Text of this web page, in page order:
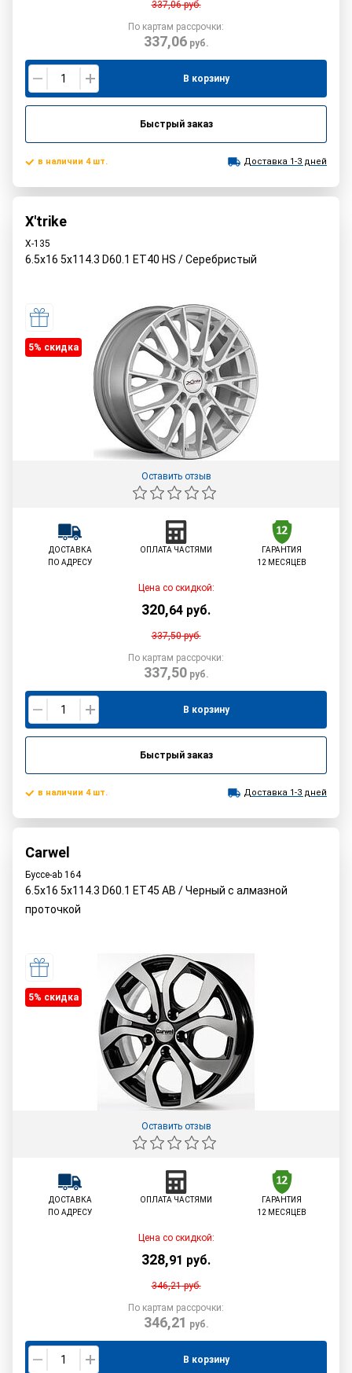
337,06руб.
По картам рассрочки:
337,06руб.
В корзину
Быстрый заказ
в наличии 4 шт. Доставка 1-3 дней
X'trike
X-135
6.5x16 5x114.3 D60.1 ET40 HS / Серебристый
5% cкидка
Оставить отзыв
ДОСТАВКА
ПО АДРЕСУ
ОПЛАТА ЧАСТЯМИ
ГАРАНТИЯ
12 МЕСЯЦЕВ
Цена со скидкой:
320,64 руб.
337,50руб.
По картам рассрочки:
337,50руб.
В корзину
Быстрый заказ
в наличии 4 шт. Доставка 1-3 дней
Carwel
Буссе-ab 164
6.5x16 5x114.3 D60.1 ET45 AB / Черный с алмазной
проточкой
5% cкидка
Оставить отзыв
ДОСТАВКА
ПО АДРЕСУ
ОПЛАТА ЧАСТЯМИ
ГАРАНТИЯ
12 МЕСЯЦЕВ
Цена со скидкой:
328,91 руб.
346,21руб.
По картам рассрочки:
346,21 руб.
В корзину